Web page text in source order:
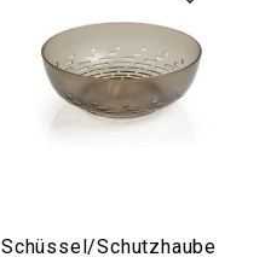
Schüssel/Schutzhaube